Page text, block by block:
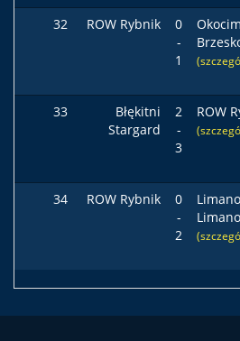
32 ROW Rybnik
0
-
1
33
Błękitni
Stargard
2
-
3
ROW
34 ROW Rybnik
0
-
2